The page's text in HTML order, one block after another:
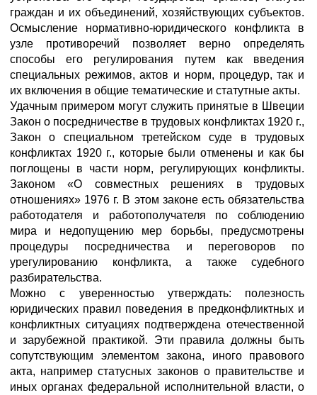
граждан и их объединений, хозяйствующих субъектов.
Осмысление нормативно-юридического конфликта в
узле противоречий позволяет верно определять
способы его регулирования путем как введения
специальных режимов, актов и норм, процедур, так и
их включения в общие тематические и статутные акты.
Удачным примером могут служить принятые в Швеции
Закон о посредничестве в трудовых конфликтах 1920 г.,
Закон о специальном третейском суде в трудовых
конфликтах 1920 г., которые были отменены и как бы
поглощены в части норм, регулирующих конфликты.
Законом «О совместных решениях в трудовых
отношениях» 1976 г. В этом законе есть обязательства
работодателя и работополучателя по соблюдению
мира и недопущению мер борьбы, предусмотрены
процедуры посредничества и переговоров по
урегулированию конфликта, а также судебного
разбирательства.
Можно с уверенностью утверждать: полезность
юридических правил поведения в предконфликтных и
конфликтных ситуациях подтверждена отечественной
и зарубежной практикой. Эти правила должны быть
сопутствующим элементом закона, иного правового
акта, например статусных законов о правительстве и
иных органах федеральной исполнительной власти, о